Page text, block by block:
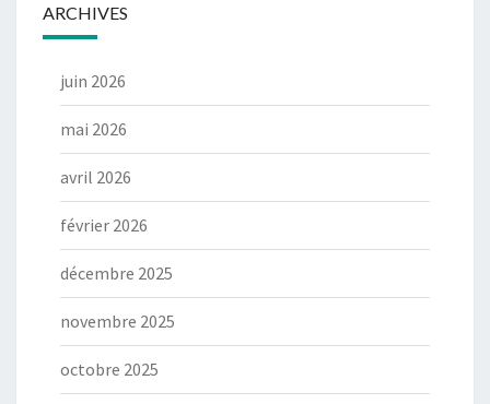
ARCHIVES
juin 2026
mai 2026
avril 2026
février 2026
décembre 2025
novembre 2025
octobre 2025